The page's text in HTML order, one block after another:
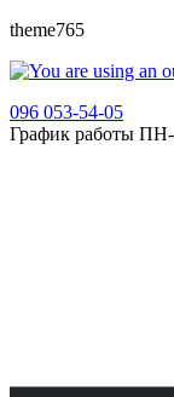
theme765
096 053-54-05
График работы